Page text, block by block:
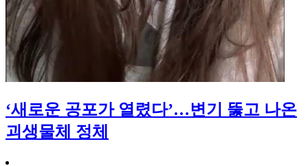
‘새로운 공포가 열렸다’…변기 뚫고 나온
괴생물체 정체